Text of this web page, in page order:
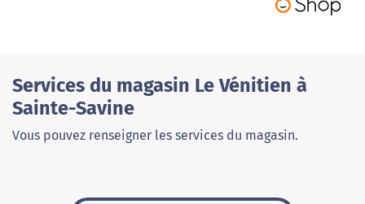
Services du magasin Le Vénitien à
Sainte-Savine
Vous pouvez renseigner les services du magasin.